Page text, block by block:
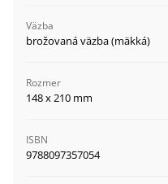
Väzba
brožovaná väzba (mäkká)
Rozmer
148 x 210 mm
ISBN
9788097357054